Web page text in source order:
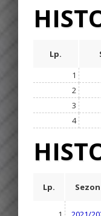
Lp.
1
2
3
4
Lp. Sezon